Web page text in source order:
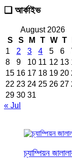
❑ আর্কাইভ
August 2026
S
S M T W T
1
2 3 4 5 6
8
9 10 11 12 13
15 16 17 18 19 20
22 23 24 25 26 27
29 30 31
« Jul
চ্যাম্পিয়ন